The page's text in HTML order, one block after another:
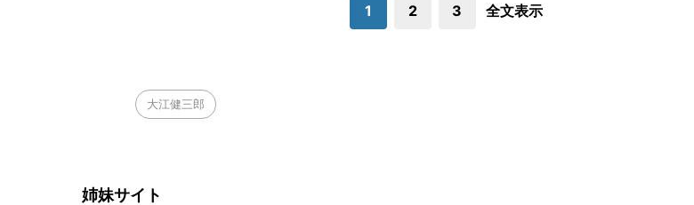
1 2 3 全文表示
大江健三郎
姉妹サイト